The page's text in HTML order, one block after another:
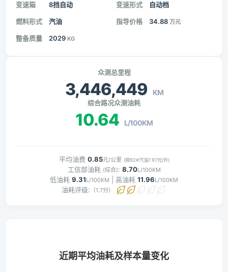
变速箱 8挡自动 变速形式 自动档
燃料形式 汽油 指导价格 34.88 万元
整备质量 2029 KG
众测总里程
3,446,449 KM
综合路况众测油耗
10.64 L/100KM
平均油费 0.85元/公里 (按92#汽油7.97元/升)
工信部油耗 (综合): 8.70L/100KM
低油耗 9.31L/100KM | 高油耗 11.96L/100KM
油耗评级: （1.7分）